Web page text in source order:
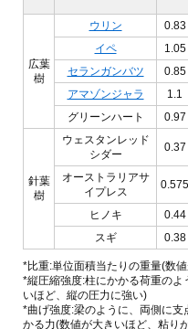
広葉
樹
ウリン 0.83
イペ
1.05
セランガンバツ
0.85
アマゾンジャラ
1.1
グリーンハート
0.97
針葉
樹
ウェスタンレッド
シダー
0.37
オーストラリアサ
イプレス
0.575
ヒノキ 0.44
スギ
0.38
*比重:単位面積当たりの重量(数
*縦圧縮強度:柱にかかる荷重の
いほど、縦の圧力に強い)
*曲げ強度:梁のように、両側に
かる力(数値が大きいほど、粘り